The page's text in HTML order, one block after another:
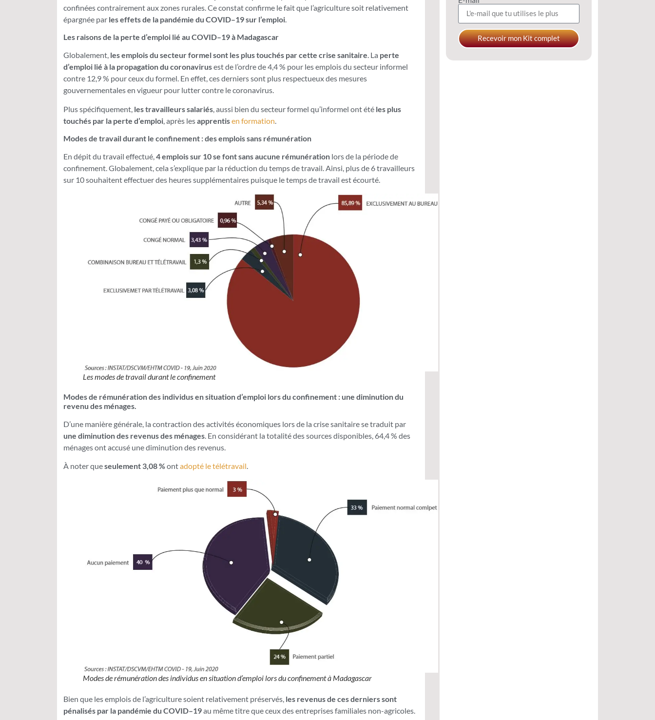
confinées contrairement aux zones rurales. Ce constat confirme le fait que l’agriculture soit relativement
épargnée par les effets de la pandémie du COVID–19 sur l’emploi
Les raisons de la perte d’emploi lié au COVID–19 à Madagascar
Globalement, les emplois du secteur formel sont les plus touchés par cette crise sanitaire. La perte
d’emploi lié à la propagation du coronavirusest de l’ordre de 4,4 % pour les emplois du secteur informel
contre 12,9 % pour ceux du formel. En effet, ces derniers sont plus respectueux des mesures
gouvernementales en vigueur pour lutter contre le coronavirus.
Plus spécifiquement, les travailleurs salariés , aussi bien du secteur formel qu’informel ont été les plus
touchés par la perte d’emploi , après lesapprentisen formation
Modes de travail durant le confinement : des emplois sans rémunération
En dépit du travail effectué,4 emplois sur 10 se font sans aucune rémunération lors de la période de
confinement. Globalement, cela s’explique par la réduction du temps de travail. Ainsi, plus de 6 travailleurs
sur 10 souhaitent effectuer des heures supplémentaires puisque le temps de travail est écourté.
Les modes de travail durant le confinement
Modes de rémunération des individus en situation d’emploi lors du confinement : une diminution du
revenu des ménages.
D’une manière générale, la contraction des activités économiques lors de la crise sanitaire se traduit par
une diminution des revenus des ménages. En considérant la totalité des sources disponibles, 64,4 % des
ménages ont accusé une diminution des revenus.
À noter queseulement 3,08 %ontadopté le télétravail.
Modes de rémunération des individus en situation d’emploi lors du confinement à Madagascar
Bien que les emplois de l’agriculture soient relativement préservés, les revenus de ces derniers sont
pénalisés par la pandémie du COVID–19au même titre que ceux des entreprises familiales non-agricoles.
Recevoir mon Kit complet